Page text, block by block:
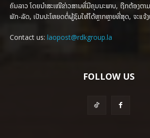
ຄົນລາວ ໂດຍນຳສະເໜີຂ່າວສານທີ່ມີຄຸນນະພາບ, ຖືກຕ້ອງຕາມ
ພັກ-ລັດ, ເປັນປະໂຫຍດຕໍ່ຜູ້ຊົມໃຫ້ໄດ້ຫຼາກຫຼາຍທີ່ສຸດ, ຈະແຈ້
Contact us: laopost@rdkgroup.la
FOLLOW US